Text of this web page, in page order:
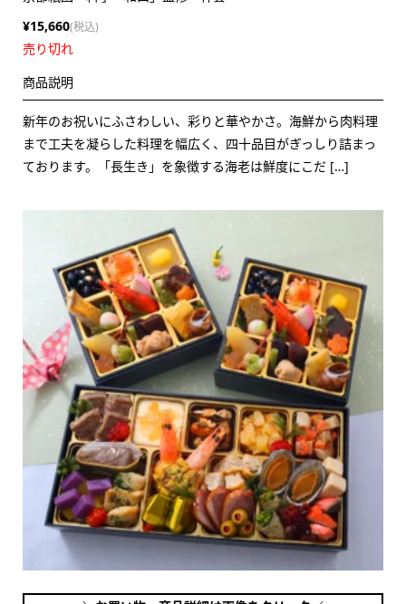
¥15,660(税込)
売り切れ
商品説明
新年のお祝いにふさわしい、彩りと華やかさ。海鮮から肉料理
まで工夫を凝らした料理を幅広く、四十品目がぎっしり詰まっ
ております。「長生き」を象徴する海老は鮮度にこだ […]